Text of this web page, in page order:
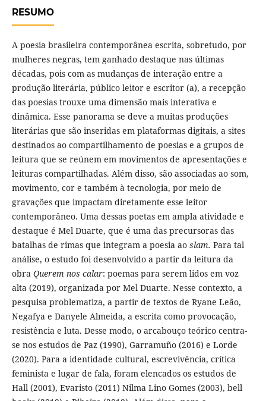
RESUMO
A poesia brasileira contemporânea escrita, sobretudo, por
mulheres negras, tem ganhado destaque nas últimas
décadas, pois com as mudanças de interação entre a
produção literária, público leitor e escritor (a), a recepção
das poesias trouxe uma dimensão mais interativa e
dinâmica. Esse panorama se deve a muitas produções
literárias que são inseridas em plataformas digitais, a sites
destinados ao compartilhamento de poesias e a grupos de
leitura que se reúnem em movimentos de apresentações e
leituras compartilhadas. Além disso, são associadas ao som,
movimento, cor e também à tecnologia, por meio de
gravações que impactam diretamente esse leitor
contemporâneo. Uma dessas poetas em ampla atividade e
destaque é Mel Duarte, que é uma das precursoras das
batalhas de rimas que integram a poesia ao slam. Para tal
análise, o estudo foi desenvolvido a partir da leitura da
obra Querem nos calar: poemas para serem lidos em voz
alta (2019), organizada por Mel Duarte. Nesse contexto, a
pesquisa problematiza, a partir de textos de Ryane Leão,
Negafya e Danyele Almeida, a escrita como provocação,
resistência e luta. Desse modo, o arcabouço teórico centra-
se nos estudos de Paz (1990), Garramuño (2016) e Lorde
(2020). Para a identidade cultural, escrevivência, crítica
feminista e lugar de fala, foram elencados os estudos de
Hall (2001), Evaristo (2011) Nilma Lino Gomes (2003), bell